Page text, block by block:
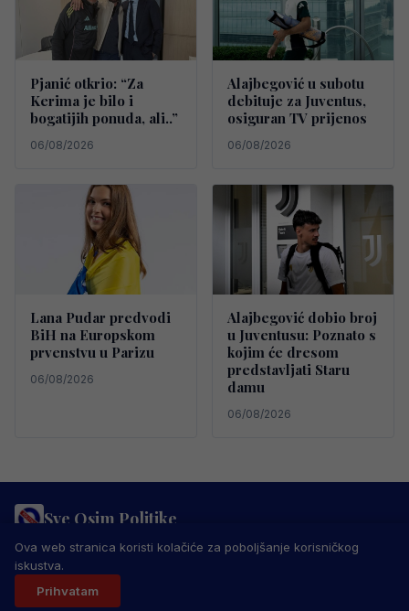
Pjanić otkrio: “Za
Kerima je bilo i
bogatijih ponuda, ali..”
06/08/2026
Alajbegović u subotu
debituje za Juventus,
osiguran TV prijenos
06/08/2026
Lana Pudar predvodi
BiH na Europskom
prvenstvu u Parizu
06/08/2026
Alajbegović dobio broj
u Juventusu: Poznato s
kojim će dresom
predstavljati Staru
damu
06/08/2026
Sve Osim Politike
PRAVILA PRIVATNOSTIMARKETING USLOVI KORIŠTENJA
IMPRESSUM
© 2026 Sve Osim Politike. Sva prava zadržana.
Ova web stranica koristi kolačiće za poboljšanje korisničkog
iskustva.
Prihvatam